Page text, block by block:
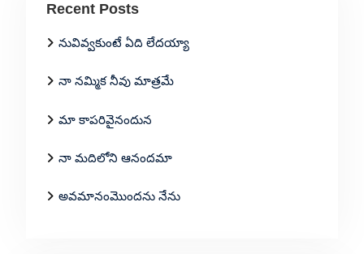
Recent Posts
నువివ్వకుంటే ఏది లేదయ్యా
నా నమ్మిక నీవు మాత్రమే
మా కాపరివైనందున
నా మదిలోని ఆనందమా
అవమానంమొందను నేను